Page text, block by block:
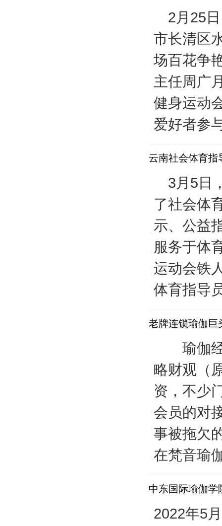
2月25日
市长清区
场百花争
主任周广
健身运动
爱好者参
云南社会体育指
3月5日
了社会体
示、公益
服务于体
运动会铁
体育指导
老牌连锁瑜伽巨
瑜伽经
略财观（
资，不少
会员的对
事被拖欠
在梵音瑜
中东国际瑜伽学
2022年5